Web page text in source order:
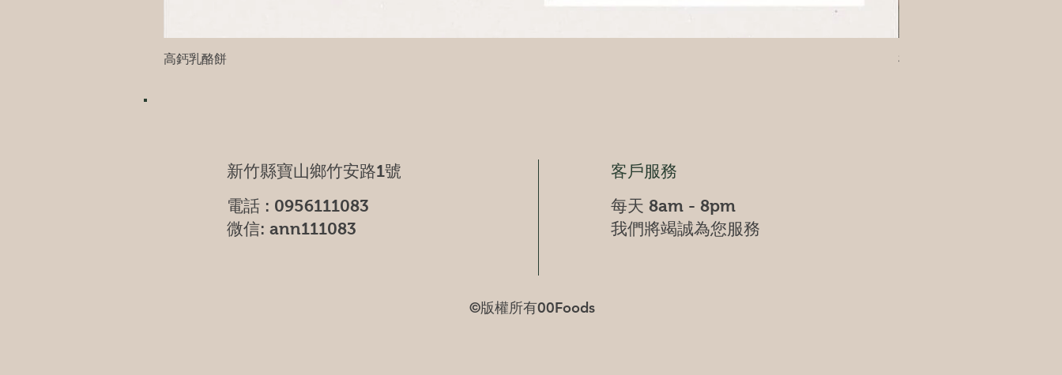
高鈣乳酪餅 樹葡萄
新竹縣寶山鄉竹安路1號
電話 : 0956111083
微信: ann111083
客戶服務
每天 8am - 8pm
我們將竭誠為您服務
©版權所有00Foods